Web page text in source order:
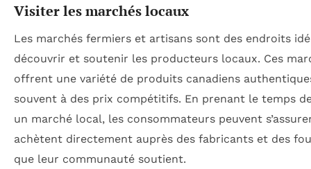
Visiter les marchés locaux
Les marchés fermiers et artisans sont des endroits
découvrir et soutenir les producteurs locaux. Ces
offrent une variété de produits canadiens
souvent à des prix compétitifs. En prenant le temps
un marché local, les consommateurs peuvent
achètent directement auprès des fabricants et des
que leur communauté soutient.